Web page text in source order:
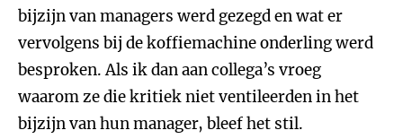
bijzijn van managers werd gezegd en wat er
vervolgens bij de koffiemachine onderling werd
besproken. Als ik dan aan collega’s vroeg
waarom ze die kritiek niet ventileerden in het
bijzijn van hun manager, bleef het stil.